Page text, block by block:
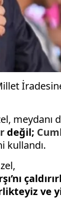
değil;
kullandı.
ve